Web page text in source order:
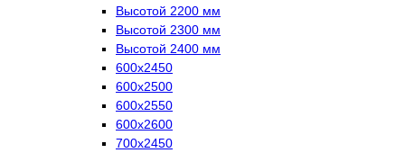
Высотой 2200 мм
Высотой 2300 мм
Высотой 2400 мм
600х2450
600х2500
600х2550
600х2600
700х2450